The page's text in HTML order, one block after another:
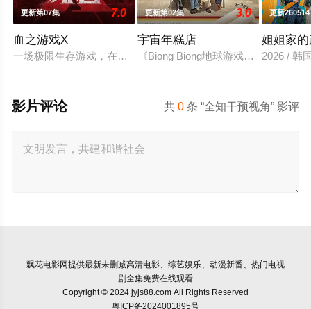
更新第07集 7.0
血之游戏X
一场极限生存游戏，在脑力和体力最强的玩家之间回归团战。
更新第02集 3.0
宇宙年糕店
《Biong Biong地球游戏厅》衍生综艺
更新260514
姐姐家
2026 / 韩
共0 条 “全知干预视角” 影评
影片评论
飘花电影网提供最新未删减高清电影、综艺娱乐、动漫新番、热门电视
剧全集免费在线观看
Copyright © 2024 jyjs88.com All Rights Reserved
粤ICP备2024001895号